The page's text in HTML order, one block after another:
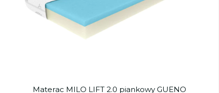
Materac MILO LIFT 2.0 piankowy GUENO